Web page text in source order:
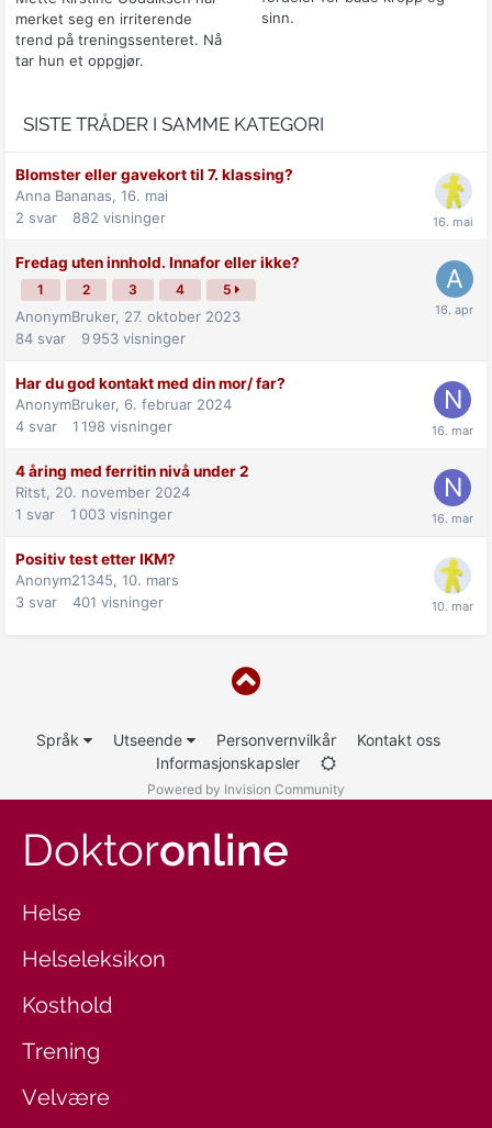
merket seg en irriterende
trend på treningssenteret. Nå
tar hun et oppgjør.
sinn.
SISTE TRÅDER I SAMME KATEGORI
Blomster eller gavekort til 7. klassing?
Anna Bananas, 16. mai
2 svar 882 visninger
Fredag uten innhold. Innafor eller ikke?
1 2 3 4 5
AnonymBruker, 27. oktober 2023
84 svar 9 953 visninger
Har du god kontakt med din mor/ far?
AnonymBruker, 6. februar 2024
4 svar 1 198 visninger
4 åring med ferritin nivå under 2
Ritst, 20. november 2024
1 svar 1 003 visninger
Positiv test etter IKM?
Anonym21345, 10. mars
3 svar 401 visninger
Språk Utseende Personvernvilkår
Kontakt oss
Informasjonskapsler
Powered by Invision Community
Doktoronline
Helse
Helseleksikon
Kosthold
Trening
Velvære